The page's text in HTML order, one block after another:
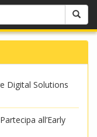
Digital Solutions
all’Early